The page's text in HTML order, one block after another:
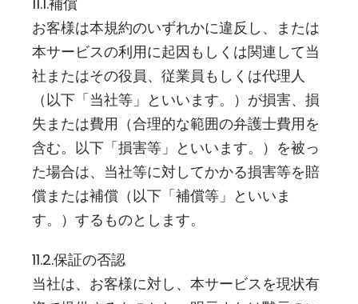
お客様は本規約のいずれかに違反し、または
本サービスの利用に起因もしくは関連して当
社またはその役員、従業員もしくは代理人
（以下「当社等」といいます。）が損害、損
失または費用（合理的な範囲の弁護士費用を
含む。以下「損害等」といいます。）を被っ
た場合は、当社等に対してかかる損害等を賠
償または補償（以下「補償等」といいま
す。）するものとします。
11.2.保証の否認
当社は、お客様に対し、本サービスを現状有